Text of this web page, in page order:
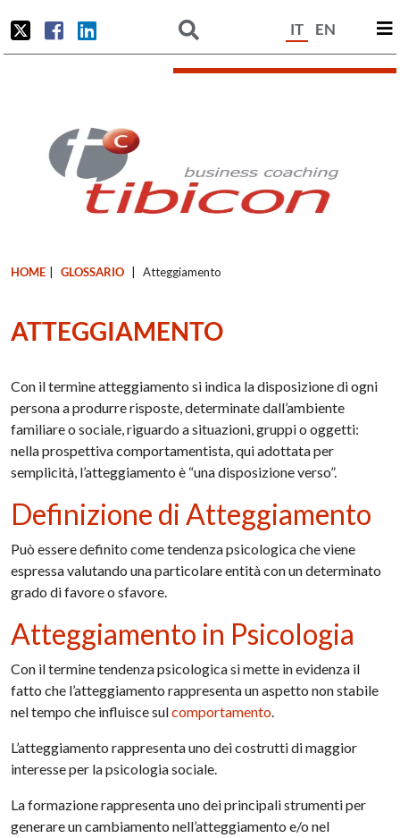
IT EN
HOME GLOSSARIO Atteggiamento
ATTEGGIAMENTO
Con il termine atteggiamento si indica la disposizione di ogni
persona a produrre risposte, determinate dall’ambiente
familiare o sociale, riguardo a situazioni, gruppi o oggetti:
nella prospettiva comportamentista, qui adottata per
semplicità, l’atteggiamento è “una disposizione verso”.
Definizione di Atteggiamento
Può essere definito come tendenza psicologica che viene
espressa valutando una particolare entità con un determinato
grado di favore o sfavore.
Atteggiamento in Psicologia
Con il termine tendenza psicologica si mette in evidenza il
fatto che l’atteggiamento rappresenta un aspetto non stabile
nel tempo che influisce sulcomportamento.
L’atteggiamento rappresenta uno dei costrutti di maggior
interesse per la psicologia sociale.
La formazione rappresenta uno dei principali strumenti per
generare un cambiamento nell’atteggiamento e/o nel